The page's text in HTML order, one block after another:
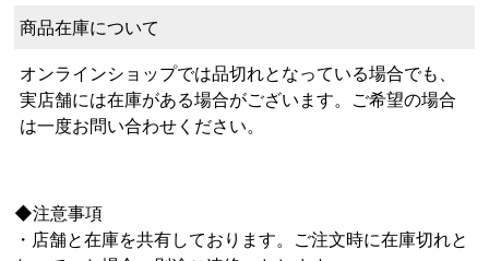
商品在庫について
オンラインショップでは品切れとなっている場合でも、
実店舗には在庫がある場合がございます。ご希望の場合
は一度お問い合わせください。
◆注意事項
・店舗と在庫を共有しております。ご注文時に在庫切れと